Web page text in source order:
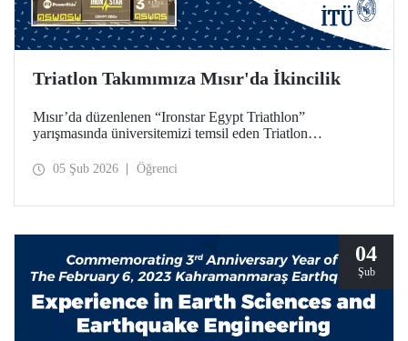
Triatlon Takımımıza Mısır'da İkincilik
Mısır’da düzenlenen “Ironstar Egypt Triathlon”
yarışmasında üniversitemizi temsil eden Triatlon
de erkeklerde ikincilik elde etti.
05 Şub 2026 Öğrenci
04
Şub